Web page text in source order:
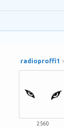
radioproffi1
2560